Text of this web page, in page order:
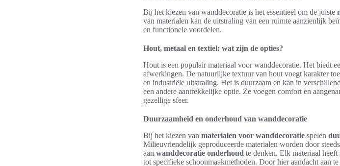
Bij het kiezen van wanddecoratie is het essentieel om de juiste
van materialen kan de uitstraling van een ruimte aanzienlijk
en functionele voordelen.
Hout, metaal en textiel: wat zijn de opties?
Hout is een populair materiaal voor wanddecoratie. Het biedt
afwerkingen. De natuurlijke textuur van hout voegt karakter
en industriële uitstraling. Het is duurzaam en kan in
een andere aantrekkelijke optie. Ze voegen comfort en
gezellige sfeer.
Duurzaamheid en onderhoud van wanddecoratie
Bij het kiezen van materialen voor wanddecoratie spelen
Milieuvriendelijk geproduceerde materialen worden door
aan wanddecoratie onderhoud te denken. Elk materiaal
tot specifieke schoonmaakmethoden. Door hier aandacht aan